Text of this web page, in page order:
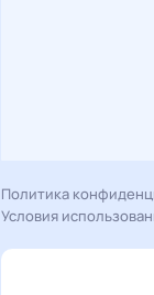
Политика
Условия